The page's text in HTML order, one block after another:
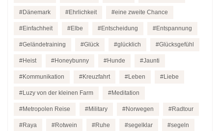
Dänemark Ehrlichkeit eine zweite Chance
Einfachheit Elbe Entscheidung Entspannung
Geländetraining Glück glücklich Glücksgefühl
Heist Honeybunny Hunde Jaunti
Kommunikation Kreuzfahrt Leben Liebe
Luzy von der kleinen Farm Meditation
Metropolen Reise Military Norwegen Radtour
Raya Rotwein Ruhe segelklar segeln